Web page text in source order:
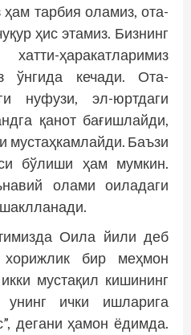
тарбия оламиз, ота-
ҳис этамиз. Бизнинг
ўнгида кечади. Ота­-
нуфузи, эл-юртдаги
қанот бағишлайди,
мустаҳкамлайди. Баъзи
бўлиши ҳам мумкин.
олами оиладаги
шаклланади.
Оила йили деб
бир меҳмон
мустақил кишининг
унинг ички ишларига
дегани ҳамон ёдимда.